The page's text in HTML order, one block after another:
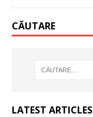
CĂUTARE
LATEST ARTICLES